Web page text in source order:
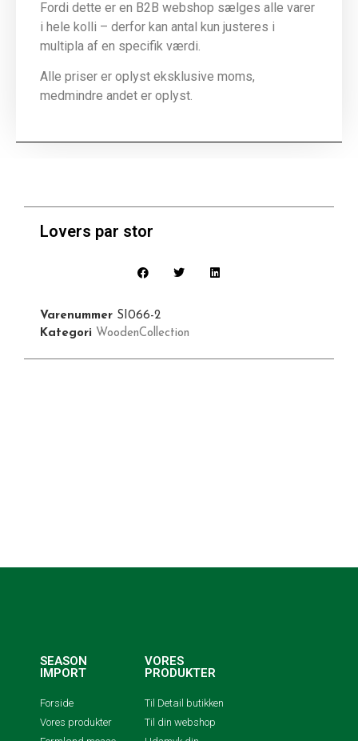
Fordi dette er en B2B webshop sælges alle varer
i hele kolli – derfor kan antal kun justeres i
multipla af en specifik værdi.
Alle priser er oplyst eksklusive moms,
medmindre andet er oplyst.
Lovers par stor
Varenummer SI066-2
Kategori WoodenCollection
SEASON
IMPORT
Forside
Vores produkter
VORES
PRODUKTER
Til Detail butikken
Til din webshop